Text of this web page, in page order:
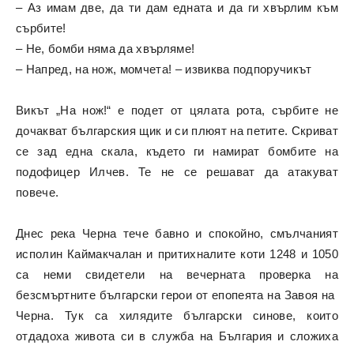
– Аз имам две, да ти дам едната и да ги хвърлим към
сърбите!
– Не, бомби няма да хвърляме!
– Напред, на нож, момчета! – извиква подпоручикът
Викът „На нож!“ е подет от цялата рота, сърбите не
дочакват българския щик и си плюят на петите. Скриват
се зад една скала, където ги намират бомбите на
подофицер Илчев. Те не се решават да атакуват
повече.
Днес река Черна тече бавно и спокойно, смълчаният
исполин Каймакчалан и притихналите коти 1248 и 1050
са неми свидетели на вечерната проверка на
безсмъртните български герои от епопеята на Завоя на
Черна. Тук са хилядите български синове, които
отдадоха живота си в служба на България и сложиха